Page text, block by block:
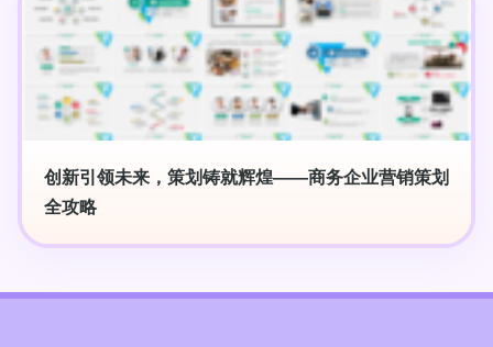
创新引领未来，策划铸就辉煌——商务企业营销策划
全攻略